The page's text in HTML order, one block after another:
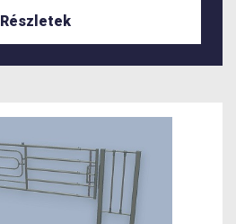
Részletek